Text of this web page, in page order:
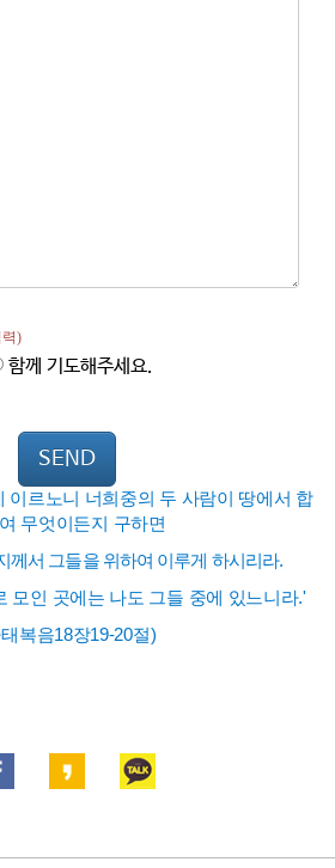
력)
함께 기도해주세요.
SEND
이르노니 너희중의 두 사람이 땅에서 합
무엇이든지 구하면
께서 그들을 위하여 이루게 하시리라.
모인 곳에는 나도 그들 중에 있느니라.'
복음18장19-20절)